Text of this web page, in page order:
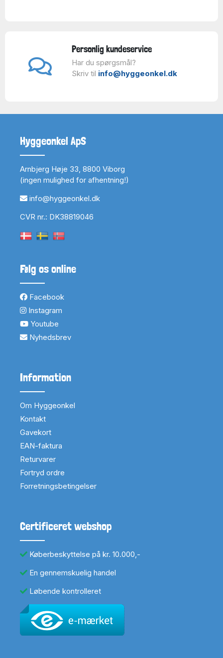
Personlig kundeservice
Har du spørgsmål?
Skriv til info@hyggeonkel.dk
Hyggeonkel ApS
Arnbjerg Høje 33, 8800 Viborg
(ingen mulighed for afhentning!)
info@hyggeonkel.dk
CVR nr.: DK38819046
Følg os online
Facebook
Instagram
Youtube
Nyhedsbrev
Information
Om Hyggeonkel
Kontakt
Gavekort
EAN-faktura
Returvarer
Fortryd ordre
Forretningsbetingelser
Certificeret webshop
Køberbeskyttelse på kr. 10.000,-
En gennemskuelig handel
Løbende kontrolleret